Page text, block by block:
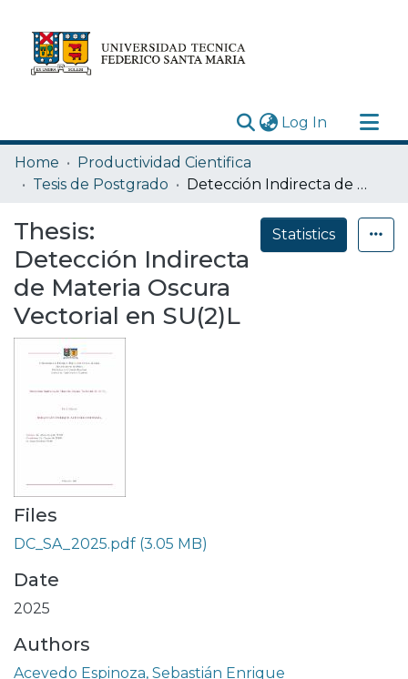
Log In (current)
Research Outputs
Statistics
Depósito
Home
Productividad Cientifica
Tesis de Postgrado
Detección Indirecta de Materia Oscura Vectorial en SU(2)L
Thesis:
Detección Indirecta
de Materia Oscura
Vectorial en SU(2)L
Statistics
Files
DC_SA_2025.pdf (3.05 MB)
Date
2025
Authors
Acevedo Espinoza, Sebastián Enrique